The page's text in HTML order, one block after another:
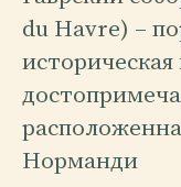
du Havre) –
Норманди